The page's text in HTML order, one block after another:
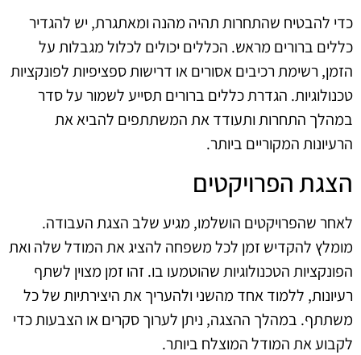
כדי להבטיח שהתחרות תהיה מהנה ומאתגרת, יש להגדיר
כללים ברורים מראש. הכללים יכולים לכלול מגבלות על
הזמן, רשימת רכיבים אסורים או דרישות ספציפיות לפונקציות
טכנולוגיות. הגדרת כללים ברורים תסייע לשמור על סדר
במהלך התחרות ותעודד את המשתתפים להביא את
הרעיונות המקוריים ביותר.
הצגת הפרויקטים
לאחר שהפרויקטים הושלמו, מגיע שלב הצגת העבודה.
מומלץ להקדיש זמן לכל משפחה להציג את המודל שלה ואת
הפונקציות הטכנולוגיות שהוטמעו בו. זהו זמן מצוין לשתף
רעיונות, ללמוד אחד מהשני ולהעריך את היצירתיות של כל
משתתף. במהלך ההצגה, ניתן לערוך סקרים או הצבעות כדי
לקבוע את המודל המוצלח ביותר.